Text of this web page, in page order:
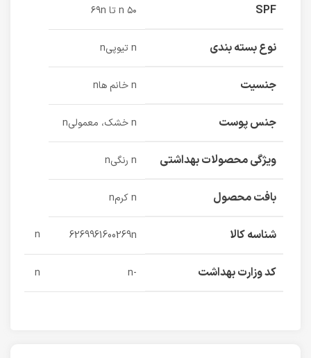
SPF n ۵۰ تا ۶۹n
نوع بسته بندی n تیوپیn
جنسیت n خانم هاn
جنس پوست n خشک، معمولیn
ویژگی محصولات بهداشتی n رنگیn
بافت محصول n کرمn
شناسه کالا 6269961600269n
n
کد وزارت بهداشت -n
n